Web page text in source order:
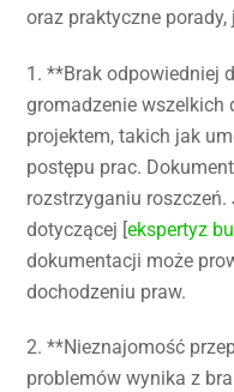
oraz praktyczne
1. **Brak odpowiedniej
gromadzenie
projektem, takich jak
postępu prac.
rozstrzyganiu
dotyczącej [ekspertyz
dokumentacji może
dochodzeniu praw.
2. **Nieznajomość
problemów wynika z